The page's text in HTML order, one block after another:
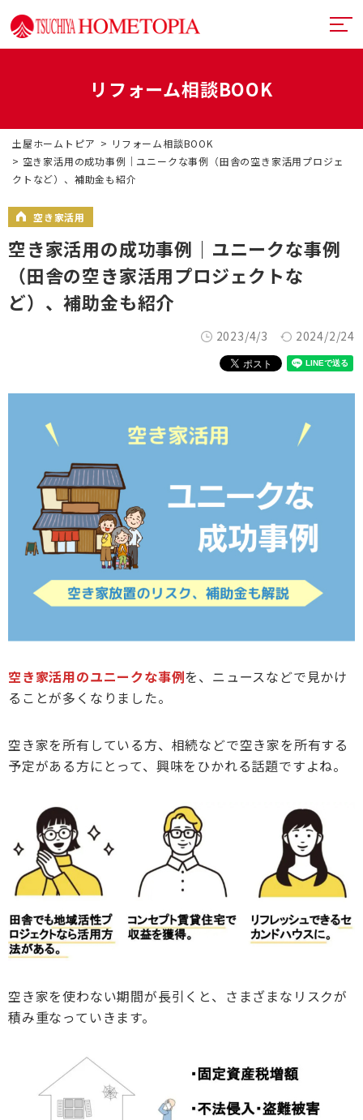
提案力
デザイン
満足度向上
リフォームメニュー
戸建てリフォーム
マンションリフォーム
札幌フルリノベーション
古民家／町家
太陽光発電システム
エクステリアリフォーム
非住宅リノベーション
二世帯住宅リフォーム
お身体の不自由な方のリフォーム
介護保険事業「らく介」
オフィスリフォーム
お近くのショールーム
イベント情報
リフォーム事例
お見積り・お問合わせ
新着情報
会社情報
リフォーム相談BOOK
土屋ホームトピア
リフォーム相談BOOK
空き家活用の成功事例｜ユニークな事例（田舎の空き家活用プロジェ
クトなど）、補助金も紹介
空き家活用
空き家活用の成功事例｜ユニークな事例
（田舎の空き家活用プロジェクトな
ど）、補助金も紹介
2023/4/3 2024/2/24
空き家活用のユニークな事例を、ニュースなどで見かけ
ることが多くなりました。
空き家を所有している方、相続などで空き家を所有する
予定がある方にとって、興味をひかれる話題ですよね。
空き家を使わない期間が長引くと、さまざまなリスクが
積み重なっていきます。